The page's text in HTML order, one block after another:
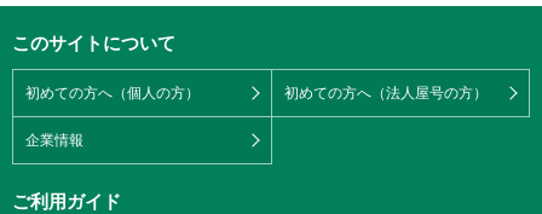
このサイトについて
初めての方へ（個人の方） 初めての方へ（法人屋号の方）
企業情報
ご利用ガイド